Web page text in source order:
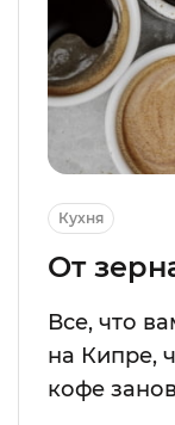
Кухня
От
Все, что
на Кипре,
кофе